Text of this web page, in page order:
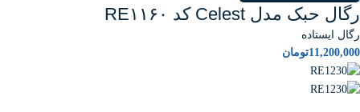
رگال حبک مدل Celest کد RE۱۱۶۰
رگال ایستاده
11,200,000تومان